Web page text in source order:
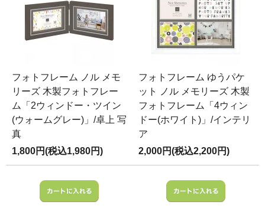
フォトフレーム ノル メモ
リーズ 木製フォトフレー
ム「2ウィンドー・ツイン
(ウォームグレー)」/卓上 写
真
1,800円(税込1,980円)
フォトフレーム ゆうパケ
ット ノル メモリーズ 木製
フォトフレーム「4ウィン
ドー(ホワイト)」/インテリ
ア
2,000円(税込2,200円)